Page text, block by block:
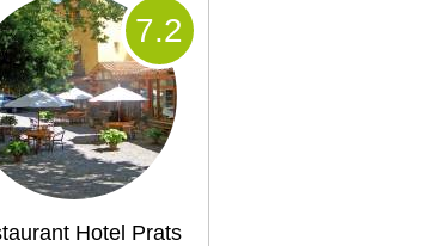
Hotel Prats
7.2